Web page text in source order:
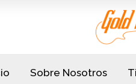
Sobre Nosotros